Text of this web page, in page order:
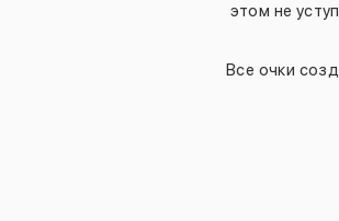
этом не
Все очки